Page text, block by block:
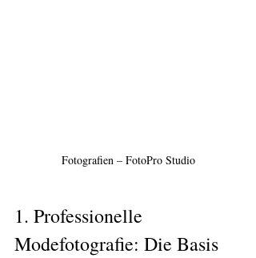
Fotografien – FotoPro Studio
1. Professionelle
Modefotografie: Die Basis